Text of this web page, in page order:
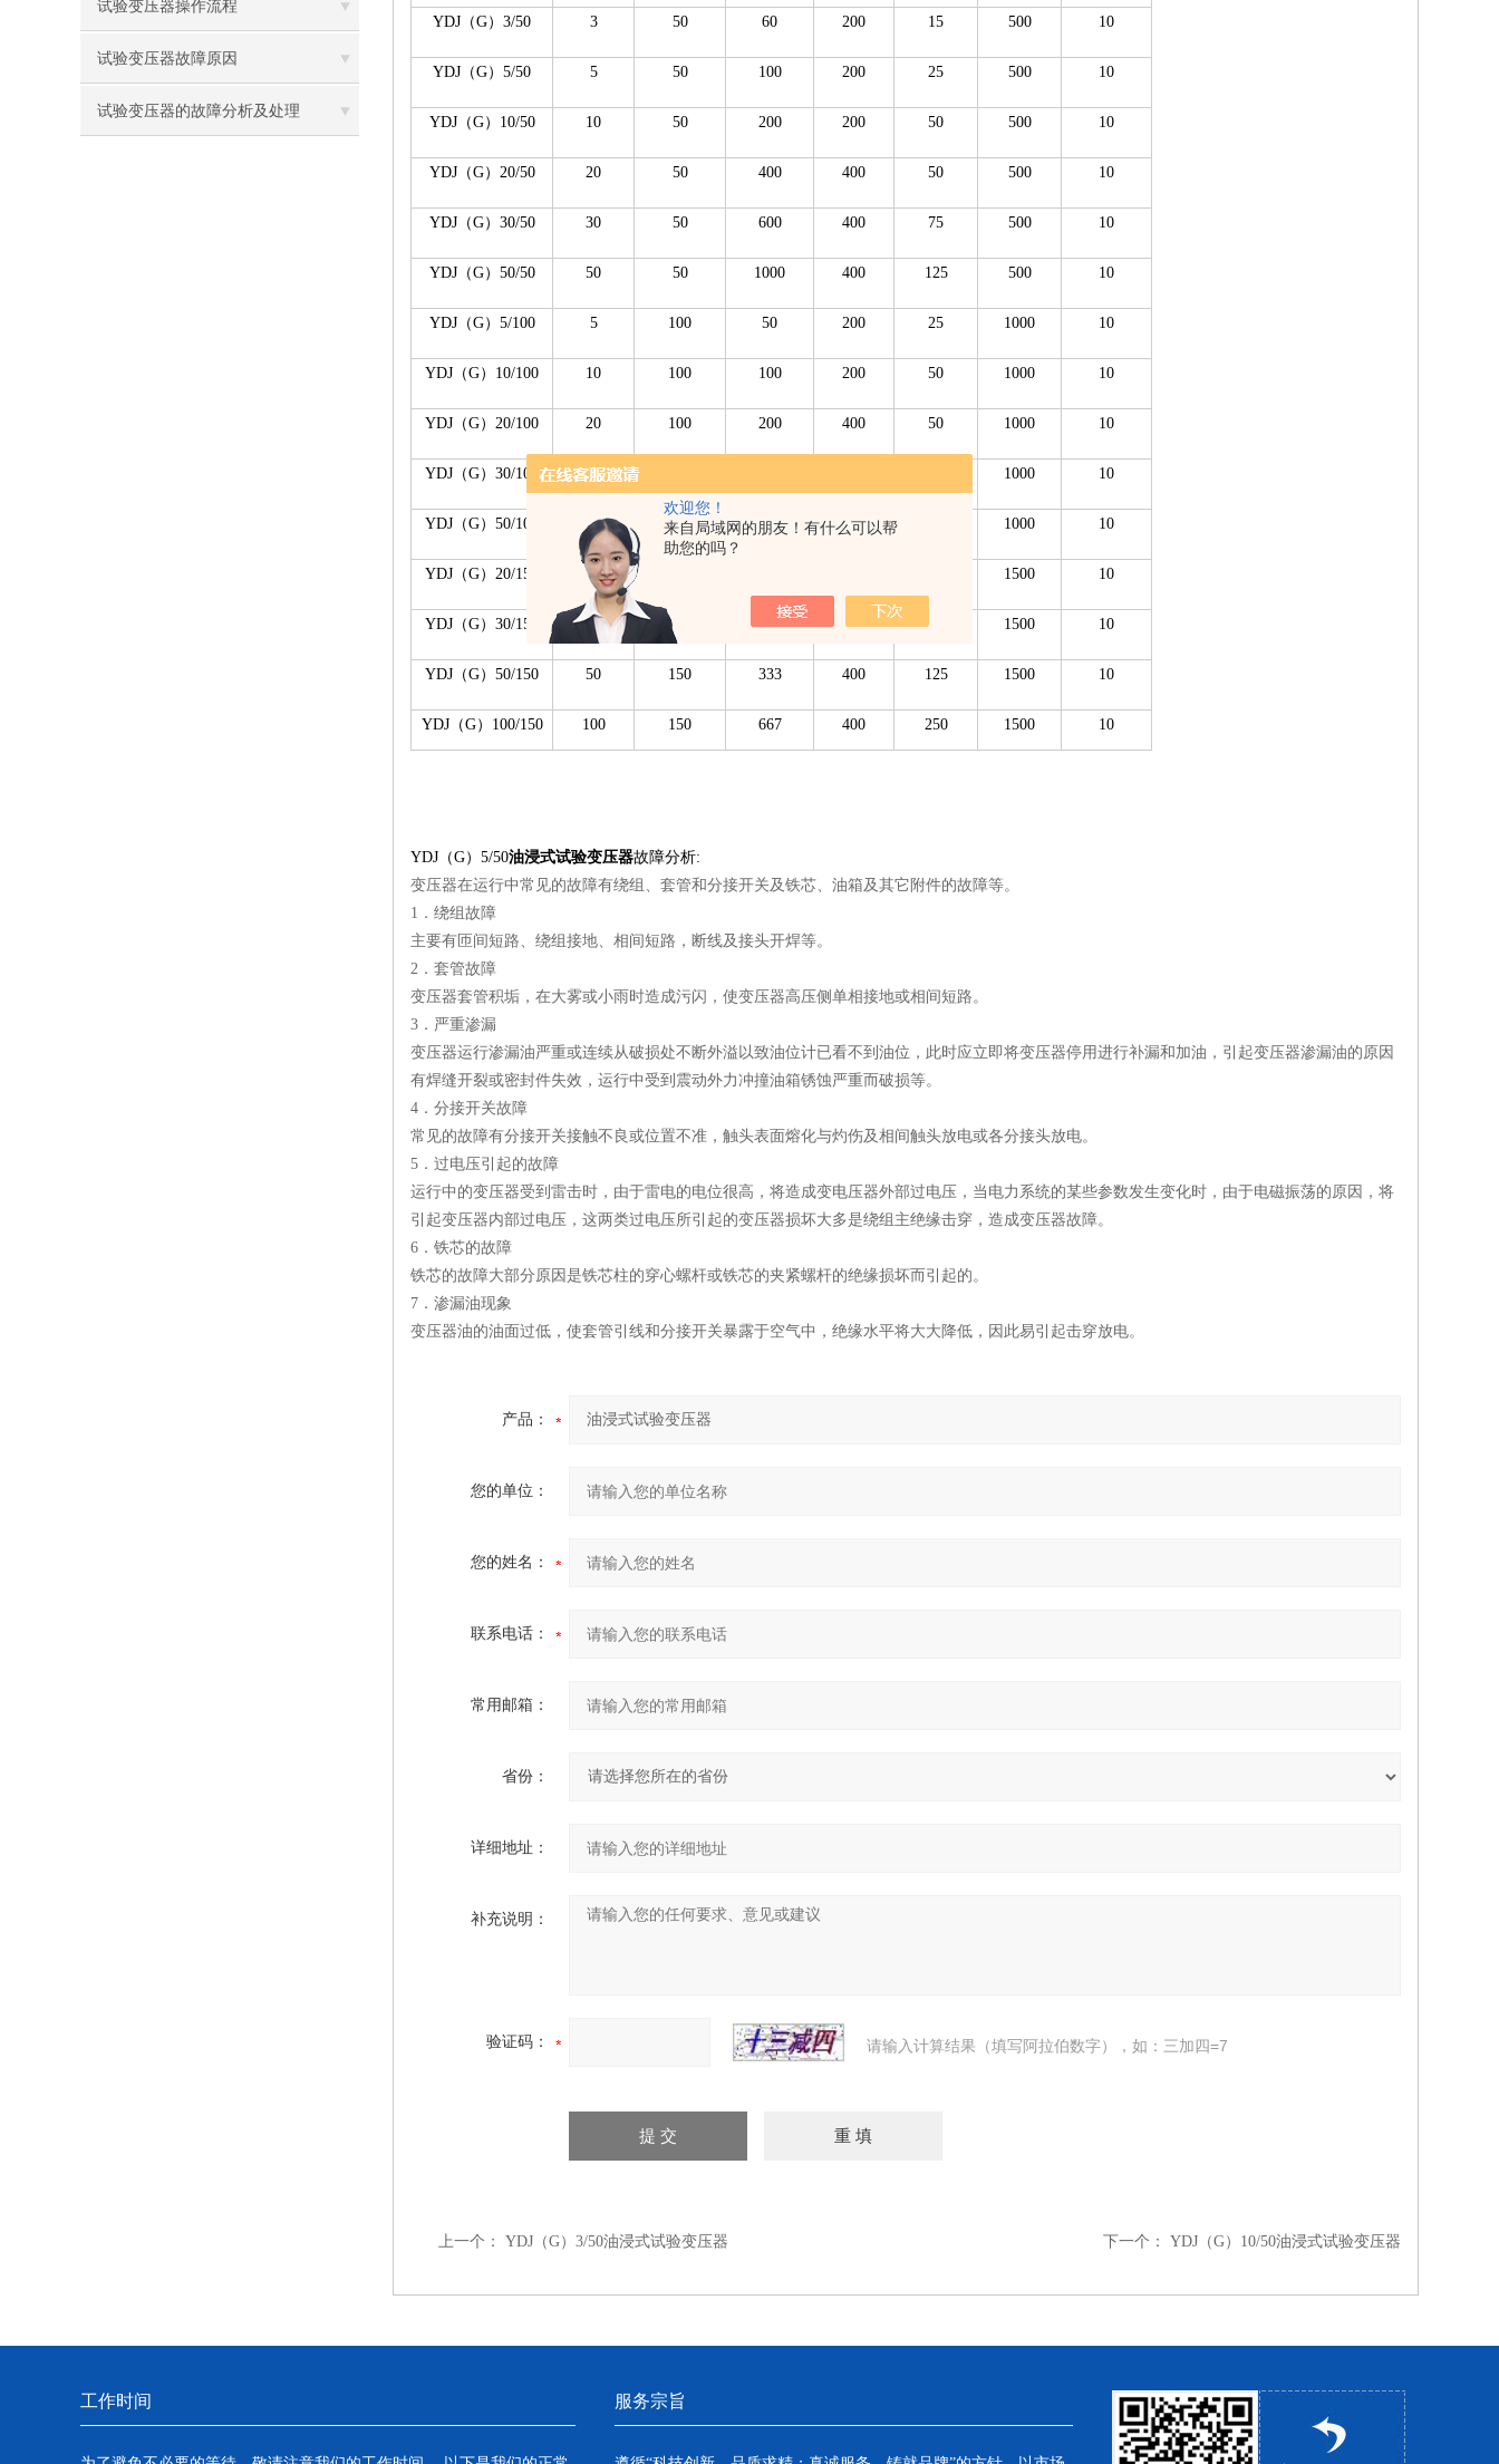
欢迎您！
来自局域网的朋友！有什么可以帮
助您的吗？
试验变压器操作流程
试验变压器故障原因
试验变压器的故障分析及处理
YDJ（G）3/50 3 50 60 200 15 500 10
YDJ（G）5/50 5 50 100 200 25 500 10
YDJ（G）10/50 10 50 200 200 50 500 10
YDJ（G）20/50 20 50 400 400 50 500 10
YDJ（G）30/50 30 50 600 400 75 500 10
YDJ（G）50/50 50 50 1000 400 125 500 10
YDJ（G）5/100 5 100 50 200 25 1000 10
YDJ（G）10/100 10 100 100 200 50 1000 10
YDJ（G）20/100 20 100 200 400 50 1000 10
YDJ（G）30/100 30 1000 10
YDJ（G）50/100 50 100 500 400 1000 10
YDJ（G）20/150 20 1500 10
YDJ（G）30/150 30 150 200 400 75 1500 10
YDJ（G）50/150 50 150 333 400 125 1500 10
YDJ（G）100/150 100 150 667 400 250 1500 10
YDJ（G）5/50油浸式试验变压器故障分析:
变压器在运行中常见的故障有绕组、套管和分接开关及铁芯、油箱及其它附件的故障等。
1．绕组故障
主要有匝间短路、绕组接地、相间短路，断线及接头开焊等。
2．套管故障
变压器套管积垢，在大雾或小雨时造成污闪，使变压器高压侧单相接地或相间短路。
3．严重渗漏
变压器运行渗漏油严重或连续从破损处不断外溢以致油位计已看不到油位，此时应立即将变压器停用进行补漏和加油，引起变压器渗漏油的原因
有焊缝开裂或密封件失效，运行中受到震动外力冲撞油箱锈蚀严重而破损等。
4．分接开关故障
常见的故障有分接开关接触不良或位置不准，触头表面熔化与灼伤及相间触头放电或各分接头放电。
5．过电压引起的故障
运行中的变压器受到雷击时，由于雷电的电位很高，将造成变电压器外部过电压，当电力系统的某些参数发生变化时，由于电磁振荡的原因，将
引起变压器内部过电压，这两类过电压所引起的变压器损坏大多是绕组主绝缘击穿，造成变压器故障。
6．铁芯的故障
铁芯的故障大部分原因是铁芯柱的穿心螺杆或铁芯的夹紧螺杆的绝缘损坏而引起的。
7．渗漏油现象
变压器油的油面过低，使套管引线和分接开关暴露于空气中，绝缘水平将大大降低，因此易引起击穿放电。
产品：
您的单位：
您的姓名：
联系电话：
常用邮箱：
省份：
详细地址：
补充说明：
验证码： 请输入计算结果（填写阿拉伯数字），如：三加四=7
上一个： YDJ（G）3/50油浸式试验变压器 下一个： YDJ（G）10/50油浸式试验变压器
工作时间 服务宗旨